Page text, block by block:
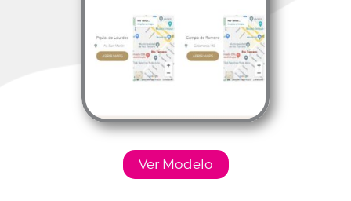
Ver Modelo